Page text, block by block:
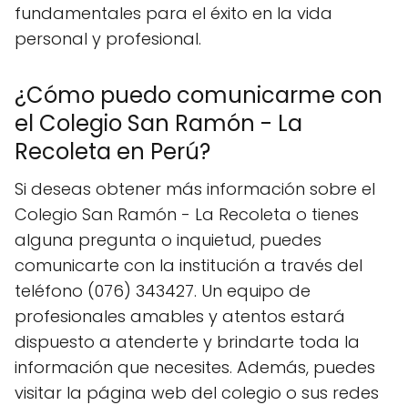
fundamentales para el éxito en la vida
personal y profesional.
¿Cómo puedo comunicarme con
el Colegio San Ramón - La
Recoleta en Perú?
Si deseas obtener más información sobre el
Colegio San Ramón - La Recoleta o tienes
alguna pregunta o inquietud, puedes
comunicarte con la institución a través del
teléfono (076) 343427. Un equipo de
profesionales amables y atentos estará
dispuesto a atenderte y brindarte toda la
información que necesites. Además, puedes
visitar la página web del colegio o sus redes